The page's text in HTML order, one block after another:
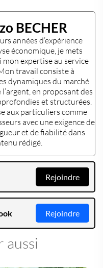
BECHER
années d’expérience
économique , je mets
mon expertiseau service
travail consiste à
dynamiques du marché
l’argent, en proposant des
et structurées.
aux particuliers comme
avec une exigence de
et de fiabilité dans
rédigé.
Rejoindre
Rejoindre
aussi